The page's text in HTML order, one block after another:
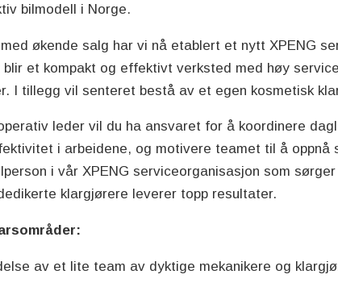
bilmodell i Norge.
økende salg har vi nå etablert et nytt XPENG
blir et kompakt og effektivt verksted med høy
I tillegg vil senteret bestå av et egen kosmetisk
leder vil du ha ansvaret for å koordinere
i arbeidene, og motivere teamet til å oppnå
i vår XPENG serviceorganisasjon som
klargjørere leverer topp resultater.
av et lite team av dyktige mekanikere og